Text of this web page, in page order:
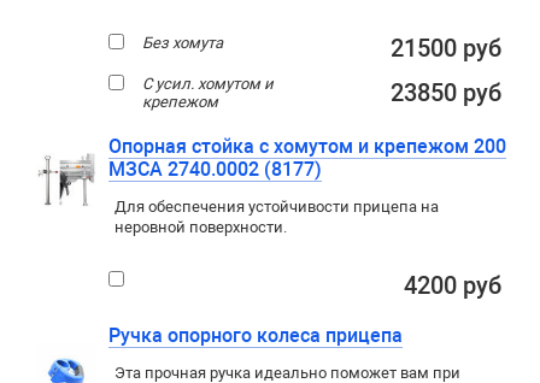
Без хомута 21500 руб
С усил. хомутом и
крепежом
23850 руб
Опорная стойка с хомутом и крепежом 200
МЗСА 2740.0002 (8177)
Для обеспечения устойчивости прицепа на
неровной поверхности.
4200 руб
Ручка опорного колеса прицепа
Эта прочная ручка идеально поможет вам при